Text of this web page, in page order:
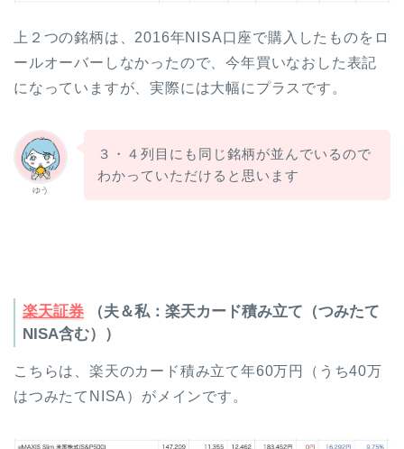
上２つの銘柄は、2016年NISA口座で購入したものをロ
ールオーバーしなかったので、今年買いなおした表記
になっていますが、実際には大幅にプラスです。
ゆう
３・４列目にも同じ銘柄が並んでいるので
わかっていただけると思います
楽天証券 （夫＆私：楽天カード積み立て（つみたて
NISA含む））
こちらは、楽天のカード積み立て年60万円（うち40万
はつみたてNISA）がメインです。